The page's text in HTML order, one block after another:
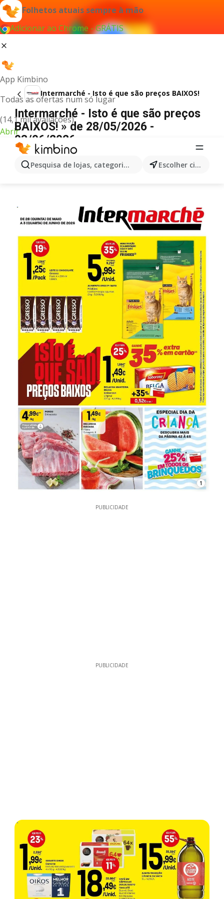
Folhetos atuais sempre à mão
Adicionar ao Chrome - GRÁTIS
App Kimbino
Todas as ofertas num só lugar
(14,1 mil avaliações)
Abrir
Pesquisa de lojas, categorias,produtos... Escolher cidade
Intermarché - Isto é que são preços BAIXOS!
Intermarché - Isto é que são preços
BAIXOS! » de 28/05/2026 -
03/06/2026
1
PUBLICIDADE
PUBLICIDADE